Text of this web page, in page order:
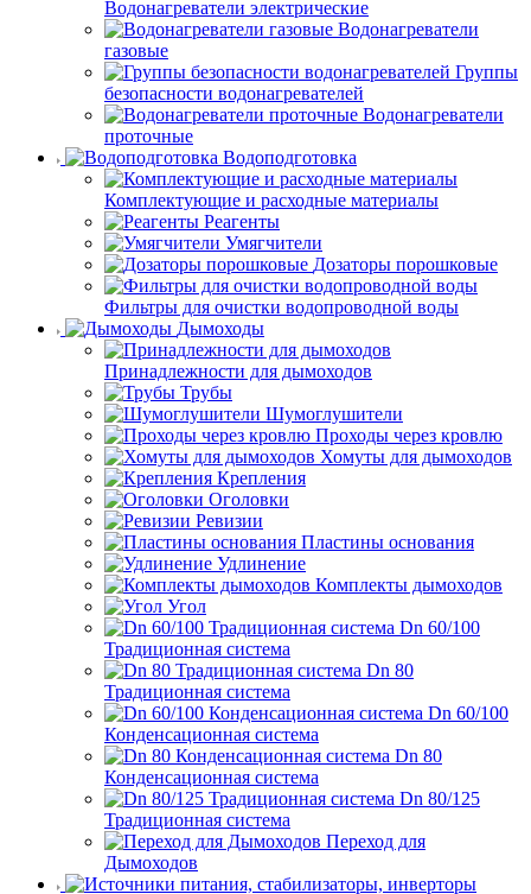
Водонагреватели электрические
Водонагреватели
газовые
Группы
безопасности водонагревателей
Водонагреватели
проточные
Водоподготовка
Комплектующие и расходные материалы
Реагенты
Умягчители
Дозаторы порошковые
Фильтры для очистки водопроводной воды
Дымоходы
Принадлежности для дымоходов
Трубы
Шумоглушители
Проходы через кровлю
Хомуты для дымоходов
Крепления
Оголовки
Ревизии
Пластины основания
Удлинение
Комплекты дымоходов
Угол
Dn 60/100
Традиционная система
Dn 80
Традиционная система
Dn 60/100
Конденсационная система
Dn 80
Конденсационная система
Dn 80/125
Традиционная система
Переход для
Дымоходов